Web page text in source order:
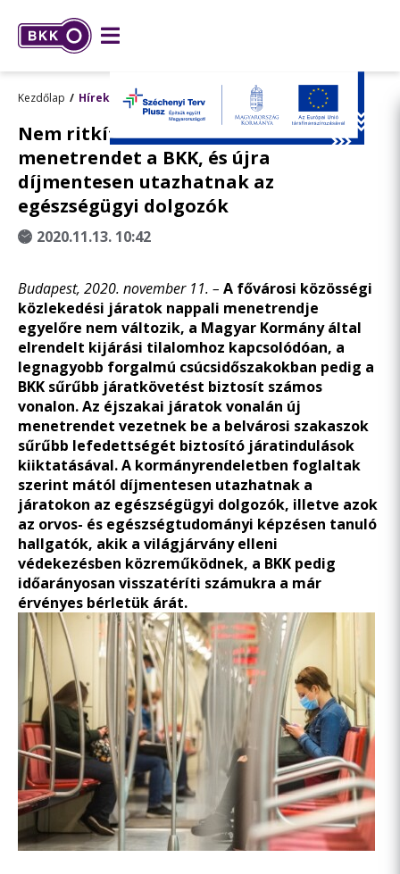
Kezdőlap Hírek
Nem ritkítja, sőt sűríti a fővárosi
menetrendet a BKK, és újra
díjmentesen utazhatnak az
egészségügyi dolgozók
2020.11.13. 10:42
Budapest, 2020. november 11. – A fővárosi közösségi
közlekedési járatok nappali menetrendje
egyelőre nem változik, a Magyar Kormány által
elrendelt kijárási tilalomhoz kapcsolódóan, a
legnagyobb forgalmú csúcsidőszakokban pedig a
BKK sűrűbb járatkövetést biztosít számos
vonalon. Az éjszakai járatok vonalán új
menetrendet vezetnek be a belvárosi szakaszok
sűrűbb lefedettségét biztosító járatindulások
kiiktatásával. A kormányrendeletben foglaltak
szerint mától díjmentesen utazhatnak a
járatokon az egészségügyi dolgozók, illetve azok
az orvos- és egészségtudományi képzésen tanuló
hallgatók, akik a világjárvány elleni
védekezésben közreműködnek, a BKK pedig
időarányosan visszatéríti számukra a már
érvényes bérletük árát.